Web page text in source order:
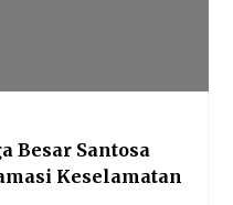
Besar Santosa